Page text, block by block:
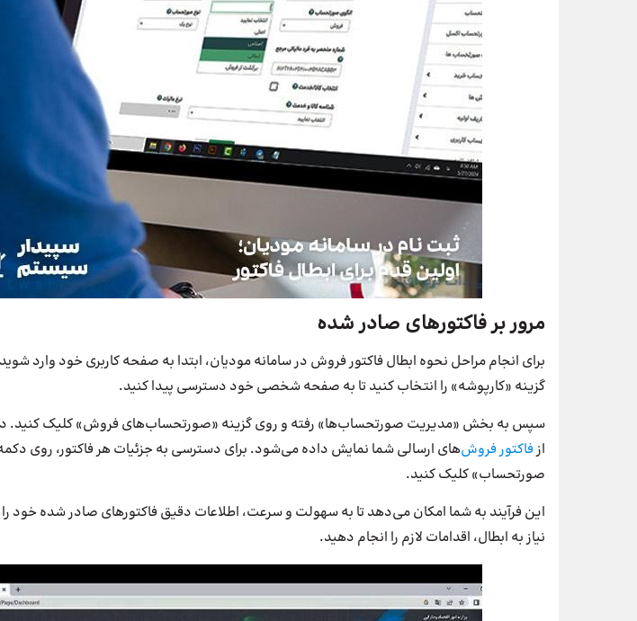
مرور بر فاکتورهای صادر شده
برای انجام مراحل نحوه ابطال فاکتور فروش در سامانه مودیان، ابتدا به صفحه کاربری خود وارد
گزینه «کارپوشه» را انتخاب کنید تا به صفحه شخصی خود دسترسی پیدا کنید.
سپس به بخش «مدیریت صورتحساب‌ها» رفته و روی گزینه «صورتحساب‌های فروش» کلیک کنید.
ازفاکتور فروش‌های ارسالی شما نمایش داده می‌شود. برای دسترسی به جزئیات هر فاکتور، روی
صورتحساب» کلیک کنید.
این فرآیند به شما امکان می‌دهد تا به سهولت و سرعت، اطلاعات دقیق فاکتورهای صادر شده خود
نیاز به ابطال، اقدامات لازم را انجام دهید.